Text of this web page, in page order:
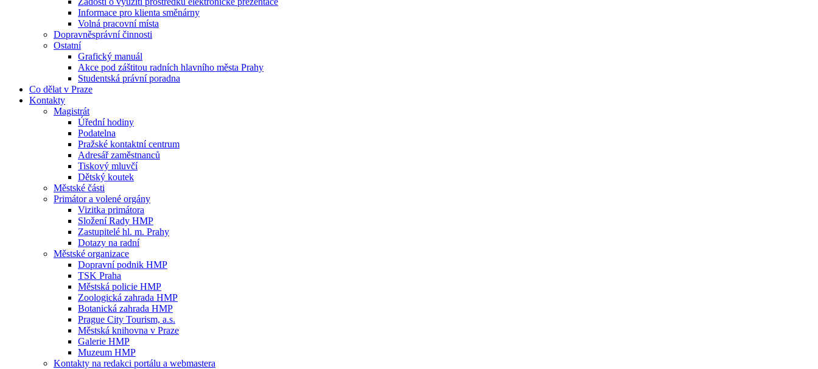
Informace pro klienta směnárny
Volná pracovní místa
Dopravněsprávní činnosti
Ostatní
Grafický manuál
Akce pod záštitou radních hlavního města Prahy
Studentská právní poradna
Co dělat v Praze
Kontakty
Magistrát
Úřední hodiny
Podatelna
Pražské kontaktní centrum
Adresář zaměstnanců
Tiskový mluvčí
Dětský koutek
Městské části
Primátor a volené orgány
Vizitka primátora
Složení Rady HMP
Zastupitelé hl. m. Prahy
Dotazy na radní
Městské organizace
Dopravní podnik HMP
TSK Praha
Městská policie HMP
Zoologická zahrada HMP
Botanická zahrada HMP
Prague City Tourism, a.s.
Městská knihovna v Praze
Galerie HMP
Muzeum HMP
Kontakty na redakci portálu a webmastera